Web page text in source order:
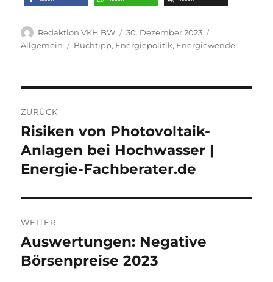
Autor
Redaktion VKH BW
Veröffentlicht
am
30. Dezember 2023
Allgemein
Schlagwörter
Buchtipp, Energiepolitik, Energiewende
ZURÜCK
Vorheriger
Beitrag:
Risiken von Photovoltaik-
Anlagen bei Hochwasser |
Energie-Fachberater.de
WEITER
Nächster
Beitrag:
Auswertungen: Negative
Börsenpreise 2023